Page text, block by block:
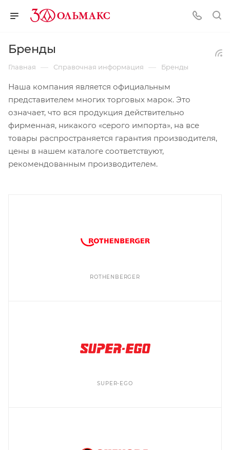
Бренды
Главная — Справочная информация — Бренды
Наша компания является официальным
представителем многих торговых марок. Это
означает, что вся продукция действительно
фирменная, никакого «серого импорта», на все
товары распространяется гарантия производителя,
цены в нашем каталоге соответствуют,
рекомендованным производителем.
ROTHENBERGER
SUPER-EGO